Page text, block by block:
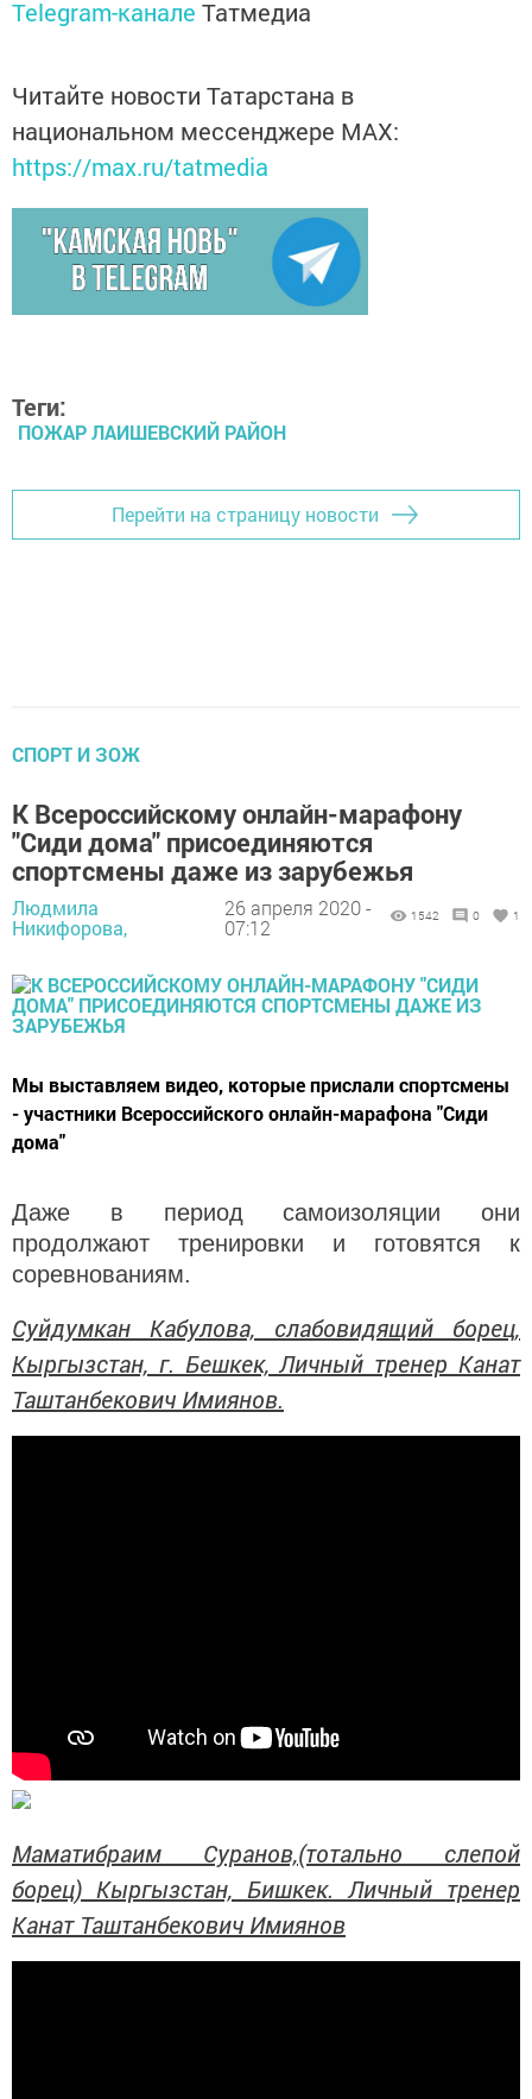
Telegram-канале Татмедиа
Читайте новости Татарстана в
национальном мессенджере MАХ:
https://max.ru/tatmedia
Теги:
ПОЖАР ЛАИШЕВСКИЙ РАЙОН
Перейти на страницу новости
СПОРТ И ЗОЖ
К Всероссийскому онлайн-марафону
"Сиди дома" присоединяются
спортсмены даже из зарубежья
Людмила
Никифорова,
26 апреля 2020 -
07:12
1542 0 1
Мы выставляем видео, которые прислали спортсмены
- участники Всероссийского онлайн-марафона "Сиди
дома"
Даже в период самоизоляции они
продолжают тренировки и готовятся к
соревнованиям.
Суйдумкан Кабулова, слабовидящий борец,
Кыргызстан, г. Бешкек, Личный тренер Канат
Таштанбекович Имиянов.
Маматибраим Суранов,(тотально слепой
борец) Кыргызстан, Бишкек. Личный тренер
Канат Таштанбекович Имиянов